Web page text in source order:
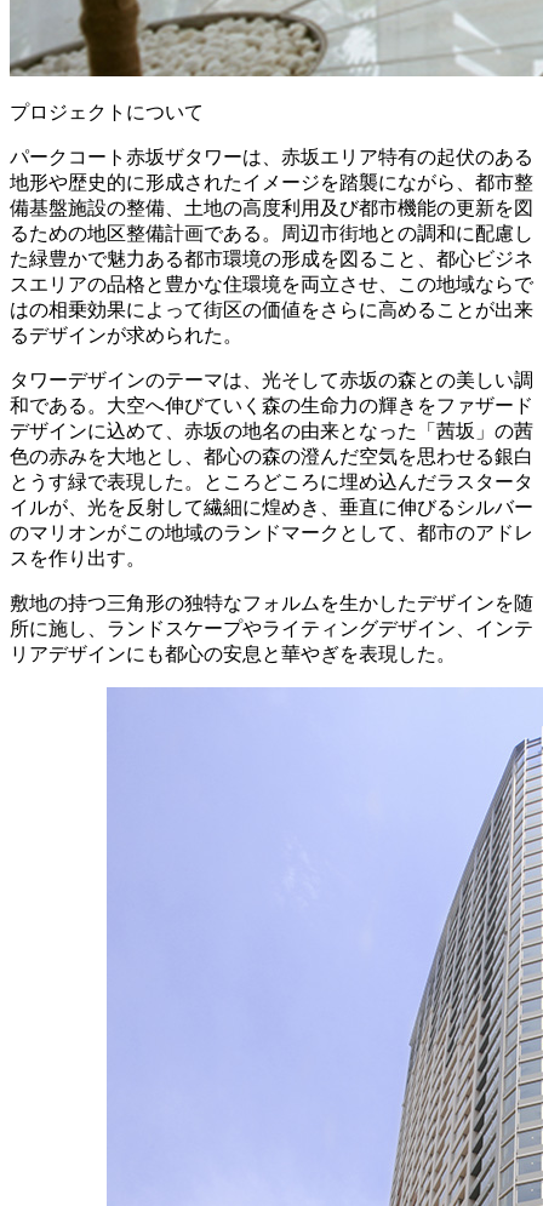
プロジェクトについて
パークコート赤坂ザタワーは、赤坂エリア特有の起伏のある
地形や歴史的に形成されたイメージを踏襲にながら、都市整
備基盤施設の整備、土地の高度利用及び都市機能の更新を図
るための地区整備計画である。周辺市街地との調和に配慮し
た緑豊かで魅力ある都市環境の形成を図ること、都心ビジネ
スエリアの品格と豊かな住環境を両立させ、この地域ならで
はの相乗効果によって街区の価値をさらに高めることが出来
るデザインが求められた。
タワーデザインのテーマは、光そして赤坂の森との美しい調
和である。大空へ伸びていく森の生命力の輝きをファザード
デザインに込めて、赤坂の地名の由来となった「茜坂」の茜
色の赤みを大地とし、都心の森の澄んだ空気を思わせる銀白
とうす緑で表現した。ところどころに埋め込んだラスタータ
イルが、光を反射して繊細に煌めき、垂直に伸びるシルバー
のマリオンがこの地域のランドマークとして、都市のアドレ
スを作り出す。
敷地の持つ三角形の独特なフォルムを生かしたデザインを随
所に施し、ランドスケープやライティングデザイン、インテ
リアデザインにも都心の安息と華やぎを表現した。